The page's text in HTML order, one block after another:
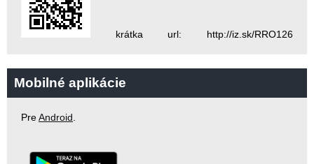
krátka url: http://iz.sk/RRO126
Mobilné aplikácie
PreAndroid.